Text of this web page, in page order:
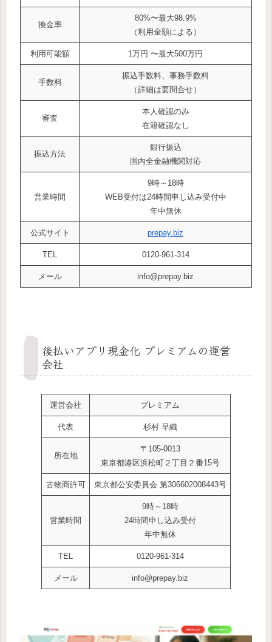
換金率
80%〜最大98.9%
（利用金額による）
利用可能額 1万円 〜最大500万円
手数料
振込手数料、事務手数料
（詳細は要問合せ）
審査
本人確認のみ
在籍確認なし
振込方法
銀行振込
国内全金融機関対応
営業時間
9時～18時
WEB受付は24時間申し込み受付中
年中無休
公式サイト prepay.biz
TEL 0120-961-314
メール info@prepay.biz
後払いアプリ現金化 プレミアムの運営
会社
運営会社 プレミアム
代表 杉村 早織
所在地
〒105-0013
東京都港区浜松町２丁目２番15号
古物商許可 東京都公安委員会 第306602008443号
営業時間
9時～18時
24時間申し込み受付
年中無休
TEL 0120-961-314
メール info@prepay.biz